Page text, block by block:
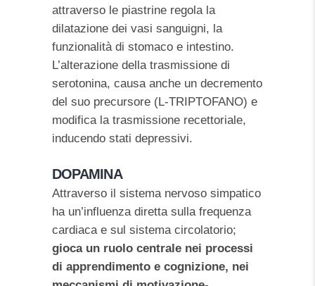
attraverso le piastrine regola la
dilatazione dei vasi sanguigni, la
funzionalità di stomaco e intestino.
L’alterazione della trasmissione di
serotonina, causa anche un decremento
del suo precursore (L-TRIPTOFANO) e
modifica la trasmissione recettoriale,
inducendo stati depressivi.
DOPAMINA
Attraverso il sistema nervoso simpatico
ha un’influenza diretta sulla frequenza
cardiaca e sul sistema circolatorio;
gioca un ruolo centrale nei processi
di apprendimento e cognizione, nei